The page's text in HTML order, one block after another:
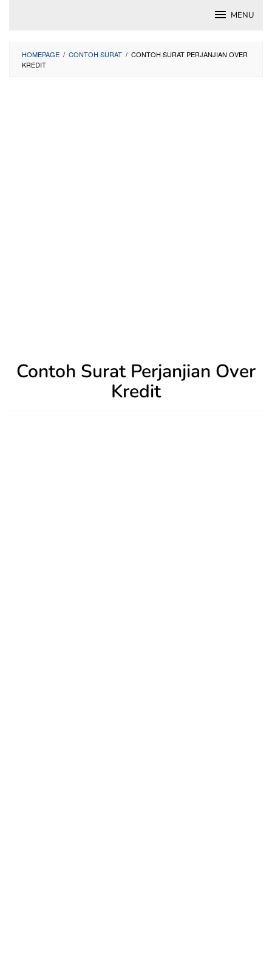
MENU
HOMEPAGE / CONTOH SURAT / CONTOH SURAT PERJANJIAN OVER
KREDIT
Contoh Surat Perjanjian Over
Kredit